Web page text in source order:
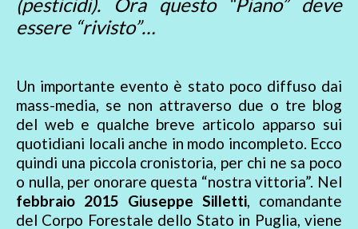
essere “rivisto”…
Un importante evento è stato poco diffuso dai
mass-media, se non attraverso due o tre blog
del web e qualche breve articolo apparso sui
quotidiani locali anche in modo incompleto. Ecco
quindi una piccola cronistoria, per chi ne sa poco
o nulla, per onorare questa “nostra vittoria”. Nel
febbraio 2015 Giuseppe Silletti, comandante
del Corpo Forestale dello Stato in Puglia, viene